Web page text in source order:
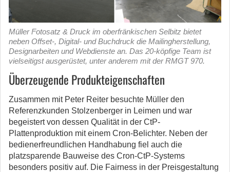
Müller Fotosatz & Druck im oberfränkischen Selbitz bietet
neben Offset-, Digital- und Buchdruck die Mailingherstellung,
Designarbeiten und Webdienste an. Das 20-köpfige Team ist
vielseitigst ausgerüstet, unter anderem mit der RMGT 970.
Überzeugende Produkteigenschaften
Zusammen mit Peter Reiter besuchte Müller den
Referenzkunden Stolzenberger in Leimen und war
begeistert von dessen Qualität in der CtP-
Plattenproduktion mit einem Cron-Belichter. Neben der
bedienerfreundlichen Handhabung fiel auch die
platzsparende Bauweise des Cron-CtP-Systems
besonders positiv auf. Die Fairness in der Preisgestaltung